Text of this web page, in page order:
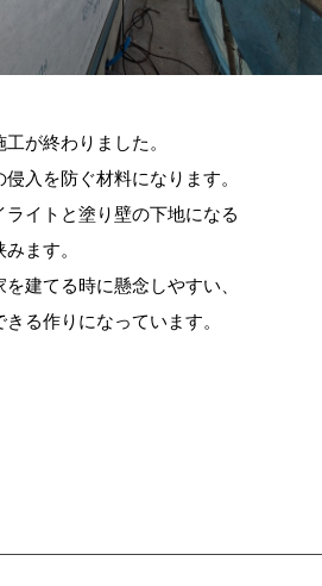
が終わりました。
入を防ぐ材料になります。
イトと塗り壁の下地になる
ます。
建てる時に懸念しやすい、
る作りになっています。